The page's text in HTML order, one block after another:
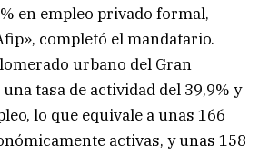
en empleo privado formal,
completó el mandatario.
urbano del Gran
tasa de actividad del 39,9% y
lo que equivale a unas 166
activas, y unas 158